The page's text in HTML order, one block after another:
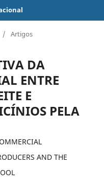
/ Artigos
DA
ENTRE
E
PELA
AND THE